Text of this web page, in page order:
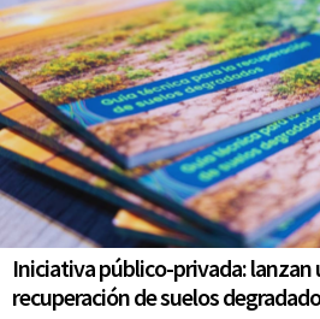
Iniciativa público-privada: lanzan
recuperación de suelos